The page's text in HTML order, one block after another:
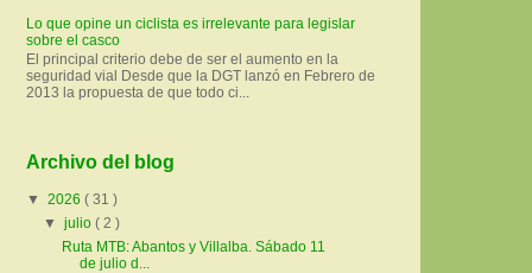
Lo que opine un ciclista es irrelevante para legislar
sobre el casco
El principal criterio debe de ser el aumento en la
seguridad vial Desde que la DGT lanzó en Febrero de
2013 la propuesta de que todo ci...
Archivo del blog
▼ 2026 ( 31 )
▼julio( 2 )
Ruta MTB: Abantos y Villalba. Sábado 11
de julio d...